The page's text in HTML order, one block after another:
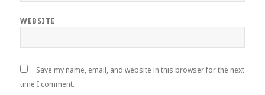
WEBSITE
Save my name, email, and website in this browser for the next
time I comment.